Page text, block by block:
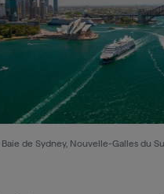
Baie de Sydney, Nouvelle-Galles du